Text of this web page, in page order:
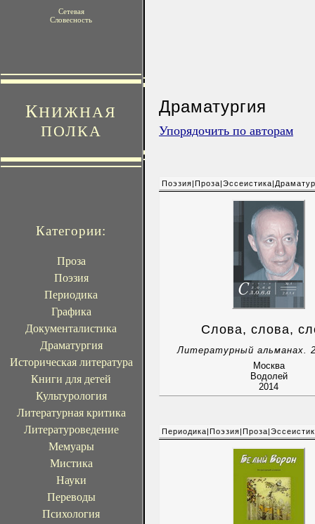
Сетевая
Словесность
КНИЖНАЯ
ПОЛКА
Категории:
Проза
Поэзия
Периодика
Графика
Документалистика
Драматургия
Историческая литература
Книги для детей
Культурология
Литературная критика
Литературоведение
Мемуары
Мистика
Науки
Переводы
Психология
Драматургия
Упорядочить по авторам
Слова, слова,
Литературный альманах.
Москва
Водолей
2014